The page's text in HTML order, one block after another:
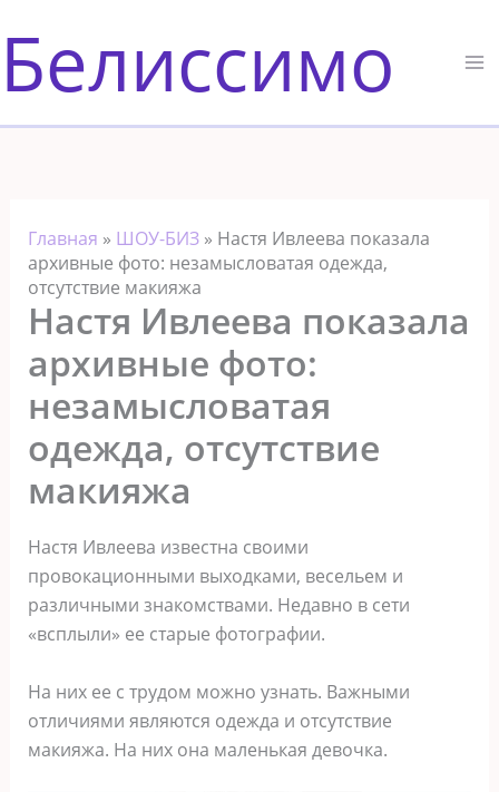
к
содержимому
Белиссимо
Главная » ШОУ-БИЗ» Настя Ивлеева показала
архивные фото: незамысловатая одежда,
отсутствие макияжа
Настя Ивлеева показала
архивные фото:
незамысловатая
одежда, отсутствие
макияжа
Настя Ивлеева известна своими
провокационными выходками, весельем и
различными знакомствами. Недавно в сети
«всплыли» ее старые фотографии.
На них ее с трудом можно узнать. Важными
отличиями являются одежда и отсутствие
макияжа. На них она маленькая девочка.